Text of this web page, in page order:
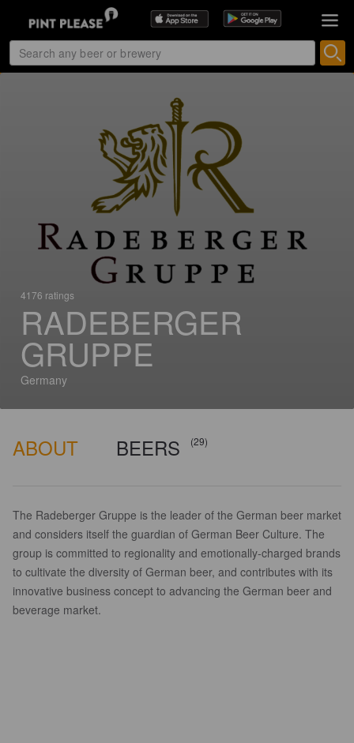
4176 ratings
RADEBERGER
GRUPPE
Germany
ABOUT BEERS (29)
The Radeberger Gruppe is the leader of the German beer market
and considers itself the guardian of German Beer Culture. The
group is committed to regionality and emotionally-charged brands
to cultivate the diversity of German beer, and contributes with its
innovative business concept to advancing the German beer and
beverage market.